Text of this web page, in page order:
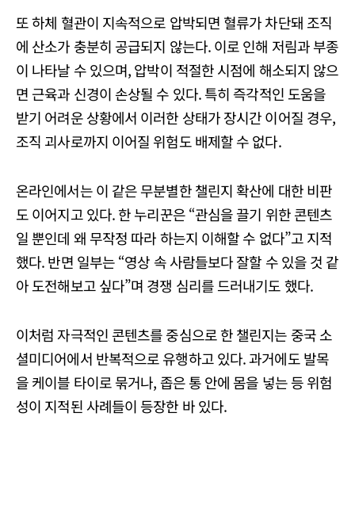
또 하체 혈관이 지속적으로 압박되면 혈류가 차단돼 조직
에 산소가 충분히 공급되지 않는다. 이로 인해 저림과 부종
이 나타날 수 있으며, 압박이 적절한 시점에 해소되지 않으
면 근육과 신경이 손상될 수 있다. 특히 즉각적인 도움을
받기 어려운 상황에서 이러한 상태가 장시간 이어질 경우,
조직 괴사로까지 이어질 위험도 배제할 수 없다.
온라인에서는 이 같은 무분별한 챌린지 확산에 대한 비판
도 이어지고 있다. 한 누리꾼은 “관심을 끌기 위한 콘텐츠
일 뿐인데 왜 무작정 따라 하는지 이해할 수 없다”고 지적
했다. 반면 일부는 “영상 속 사람들보다 잘할 수 있을 것 같
아 도전해보고 싶다”며 경쟁 심리를 드러내기도 했다.
이처럼 자극적인 콘텐츠를 중심으로 한 챌린지는 중국 소
셜미디어에서 반복적으로 유행하고 있다. 과거에도 발목
을 케이블 타이로 묶거나, 좁은 통 안에 몸을 넣는 등 위험
성이 지적된 사례들이 등장한 바 있다.